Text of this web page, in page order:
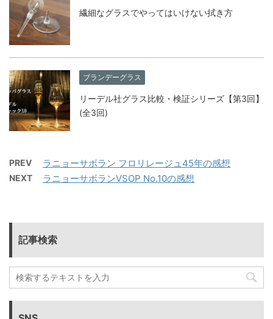
繊細なグラスでやってはいけない拭き方
ブランデーグラス
リーデル社グラス比較・検証シリーズ【第3回】
(全3回)
PREV ラニョーサボラン フロリレージュ45年の感想
NEXT ラニョーサボランVSOP No.10の感想
記事検索